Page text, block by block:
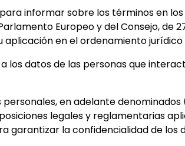
informar sobre los términos en
Europeo y del Consejo, de
aplicación en el ordenamiento
datos de las personas que
en adelante denominados
legales y reglamentarias
garantizar la confidencialidad de los